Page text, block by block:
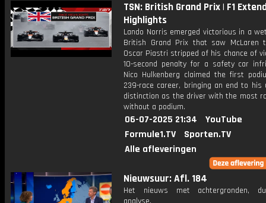
TSN: British Grand Prix | F1
Highlights
Lando Norris emerged victorious in a
British Grand Prix that saw McLaren
Oscar Piastri stripped of his chance of
10-second penalty for a safety car
Nico Hulkenberg claimed the first
239-race career, bringing an end to his
distinction as the driver with the most
without a podium.
06-07-2025 21:34
YouTube
Formule1.TV
Sporten.TV
Alle afleveringen
Nieuwsuur: Afl. 184
Het nieuws met achtergronden,